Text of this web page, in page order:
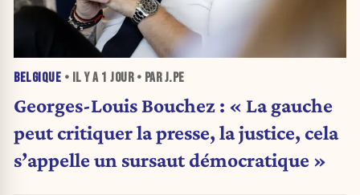
BELGIQUE • IL Y A 1 JOUR• PAR J.PE
Georges-Louis Bouchez : « La gauche
peut critiquer la presse, la justice, cela
s’appelle un sursaut démocratique »